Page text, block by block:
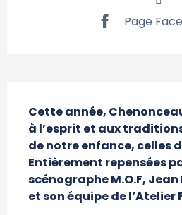
Page
Cette année,
à l’esprit et aux
de notre enfance, celles
Entièrement repensées
scénographe M.O.F,
et son équipe de